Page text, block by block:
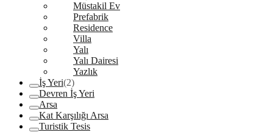
Müstakil Ev
Prefabrik
Residence
Villa
Yalı
Yalı Dairesi
Yazlık
İş Yeri(2)
Devren İş Yeri
Arsa
Kat Karşılığı Arsa
Turistik Tesis